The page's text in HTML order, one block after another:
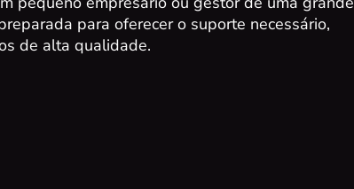
para oferecer o suporte necessário,
de alta qualidade.